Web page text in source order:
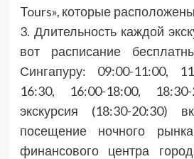
Tours», которые
3. Длительность каждой
вот расписание
Сингапуру: 09:00-11:00,
16:30, 16:00-18:00,
экскурсия (18:30-20:30)
посещение ночного
финансового центра